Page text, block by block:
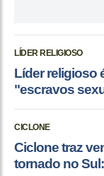
LÍDER RELIGIOSO
Líder religioso
"escravos
CICLONE
Ciclone traz
tornado no